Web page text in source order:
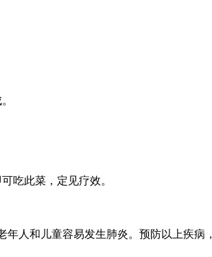
吃此菜，定见疗效。
人和儿童容易发生肺炎。预防以上疾病，